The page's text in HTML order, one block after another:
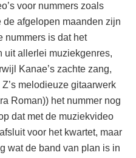
voor nummers zoals
de afgelopen maanden zijn
nummers is dat het
uit allerlei muziekgenres,
Kanae’s zachte zang,
melodieuze gitaarwerk
Roman)) het nummer nog
dat met de muziekvideo
voor het kwartet, maar
wat de band van plan is in